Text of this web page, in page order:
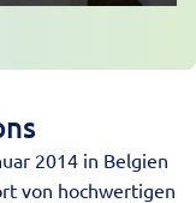
2014 in Belgien
von hochwertigen